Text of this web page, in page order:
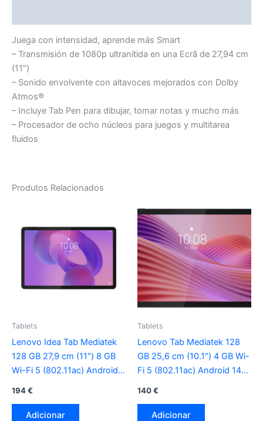
Juega con intensidad, aprende más Smart
– Transmisión de 1080p ultranítida en una Ecrã de 27,94 cm
(11″)
– Sonido envolvente con altavoces mejorados con Dolby
Atmos®
– Incluye Tab Pen para dibujar, tomar notas y mucho más
– Procesador de ocho núcleos para juegos y multitarea
fluidos
Produtos Relacionados
Tablets
Lenovo Idea Tab Mediatek
128 GB 27,9 cm (11″) 8 GB
Wi-Fi 5 (802.11ac) Android
194€
Adicionar
Tablets
Lenovo Tab Mediatek 128
GB 25,6 cm (10.1″) 4 GB Wi-
Fi 5 (802.11ac) Android 14
140€
Adicionar